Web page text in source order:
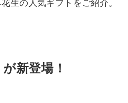
生の人気ギフトをご紹介。
新登場！